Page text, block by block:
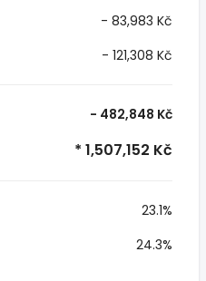
- 83,983 Kč
- 121,308 Kč
- 482,848 Kč
* 1,507,152 Kč
23.1%
24.3%